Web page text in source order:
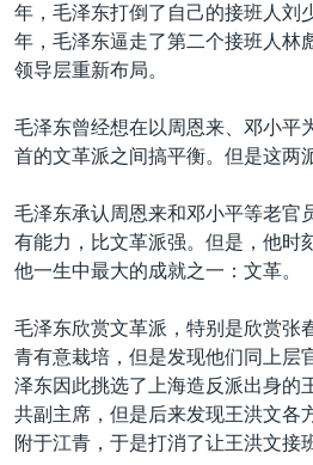
年，毛泽东打倒了自己的接班人刘
年，毛泽东逼走了第二个接班人林
领导层重新布局。
毛泽东曾经想在以周恩来、邓小平
首的文革派之间搞平衡。但是这两
毛泽东承认周恩来和邓小平等老官
有能力，比文革派强。但是，他时
他一生中最大的成就之一：文革。
毛泽东欣赏文革派，特别是欣赏张
青有意栽培，但是发现他们同上层
泽东因此挑选了上海造反派出身的
共副主席，但是后来发现王洪文各
附于江青，于是打消了让王洪文接